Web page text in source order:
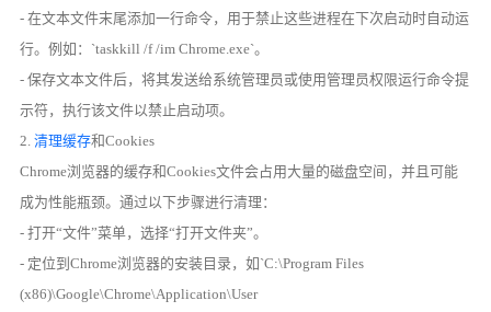
- 在文本文件末尾添加一行命令，用于禁止这些进程在下次启动时自动运
行。例如：`taskkill /f /im Chrome.exe`。
- 保存文本文件后，将其发送给系统管理员或使用管理员权限运行命令提
示符，执行该文件以禁止启动项。
2.清理缓存和Cookies
Chrome浏览器的缓存和Cookies文件会占用大量的磁盘空间，并且可能
成为性能瓶颈。通过以下步骤进行清理：
- 打开“文件”菜单，选择“打开文件夹”。
- 定位到Chrome浏览器的安装目录，如`C:\Program Files
(x86)\Google\Chrome\Application\User